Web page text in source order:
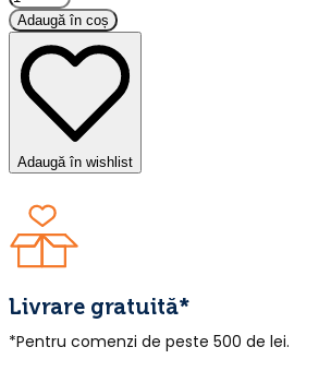
Adaugă în coș
Adaugă în wishlist
Livrare gratuită*
*Pentru comenzi de peste 500 de lei.